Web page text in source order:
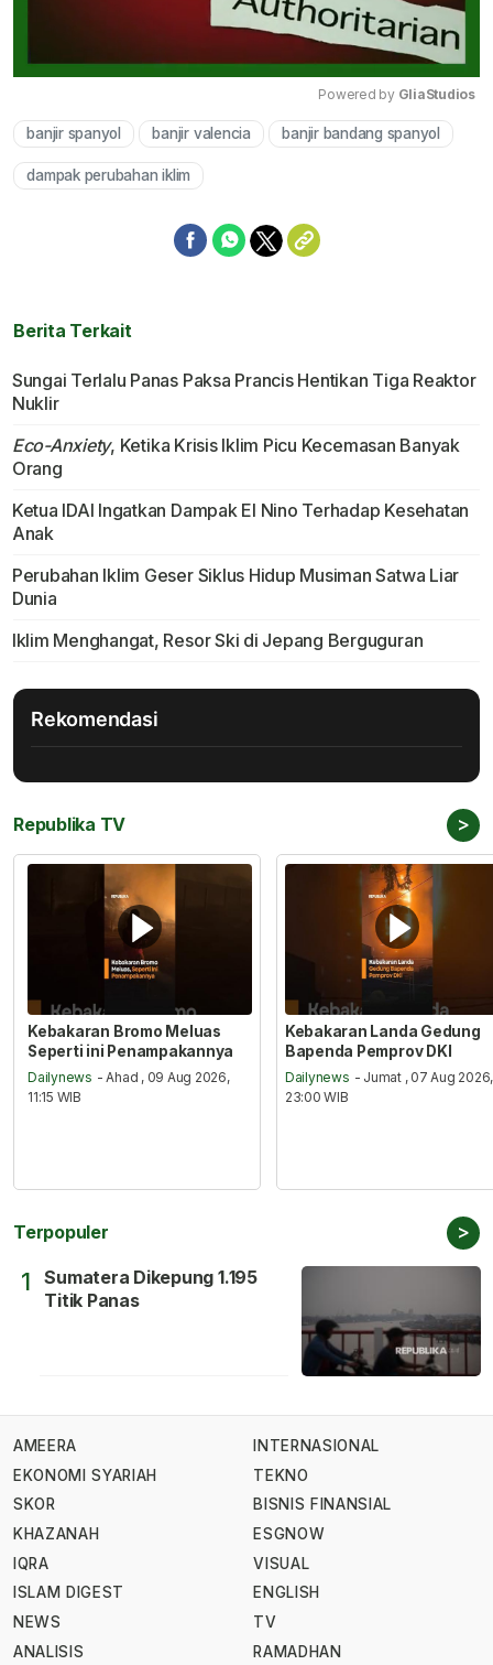
Mute
Powered by GliaStudios
banjir spanyol banjir valencia banjir bandang spanyol
dampak perubahan iklim
Berita Terkait
Sungai Terlalu Panas Paksa Prancis Hentikan Tiga Reaktor
Nuklir
Eco-Anxiety, Ketika Krisis Iklim Picu Kecemasan Banyak
Orang
Ketua IDAI Ingatkan Dampak El Nino Terhadap Kesehatan
Anak
Perubahan Iklim Geser Siklus Hidup Musiman Satwa Liar
Dunia
Iklim Menghangat, Resor Ski di Jepang Berguguran
Rekomendasi
Republika TV >
Kebakaran Bromo Meluas
Seperti ini Penampakannya
Dailynews - Ahad , 09 Aug 2026,
11:15 WIB
Kebakaran Landa Gedung
Bapenda Pemprov DKI
Dailynews - Jumat , 07 Aug 2026,
23:00 WIB
Terpopuler >
1
Sumatera Dikepung 1.195
Titik Panas
AMEERA
EKONOMI SYARIAH
SKOR
KHAZANAH
IQRA
ISLAM DIGEST
NEWS
ANALISIS
INTERNASIONAL
TEKNO
BISNIS FINANSIAL
ESGNOW
VISUAL
ENGLISH
TV
RAMADHAN